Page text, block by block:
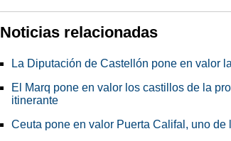
Noticias relacionadas
La Diputación de Castellón pone en valor
El Marq pone en valor los castillos de la
itinerante
Ceuta pone en valor Puerta Califal, uno